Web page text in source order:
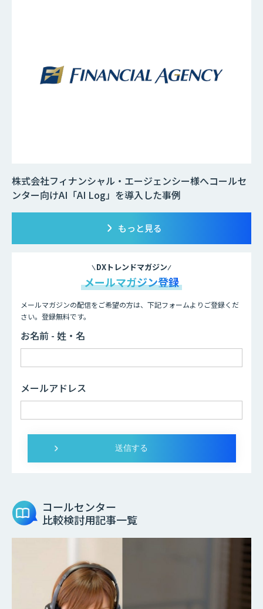
株式会社フィナンシャル・エージェンシー様へコールセ
ンター向けAI「AI Log」を導入した事例
もっと見る
DXトレンドマガジン
メールマガジン登録
メールマガジンの配信をご希望の方は、下記フォームよりご登録くだ
さい。登録無料です。
お名前 - 姓・名
メールアドレス
コールセンター
比較検討用記事一覧